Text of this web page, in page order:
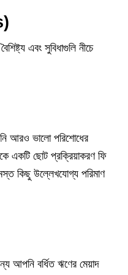
এবং সুবিধাগুলি নীচে
আরও ভালো পরিশোধের
একটি ছোট প্রক্রিয়াকরণ ফি
কিছু উল্লেখযোগ্য পরিমাণ
আপনি বর্ধিত ঋণের মেয়াদ